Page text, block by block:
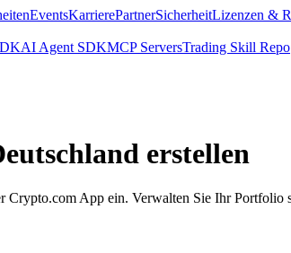
EventsKarrierePartnerSicherheitLizenzen &
AI Agent SDKMCP ServersTrading Skill Repo
erstellen
Crypto.com App ein. Verwalten Sie Ihr